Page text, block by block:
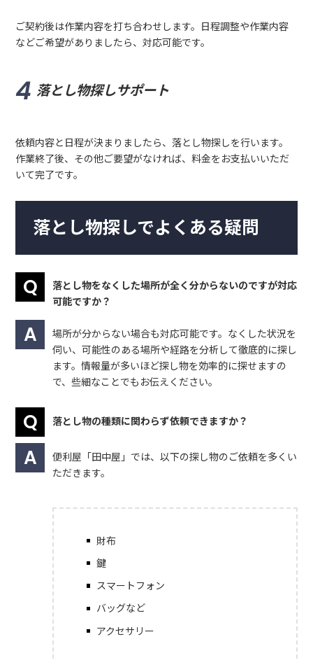
ご契約後は作業内容を打ち合わせします。日程調整や作業内容
などご希望がありましたら、対応可能です。
落とし物探しサポート
依頼内容と日程が決まりましたら、落とし物探しを行います。
作業終了後、その他ご要望がなければ、料金をお支払いいただ
いて完了です。
落とし物探しでよくある疑問
落とし物をなくした場所が全く分からないのですが対応
可能ですか？
場所が分からない場合も対応可能です。なくした状況を
伺い、可能性のある場所や経路を分析して徹底的に探し
ます。情報量が多いほど探し物を効率的に探せますの
で、些細なことでもお伝えください。
落とし物の種類に関わらず依頼できますか？
便利屋「田中屋」では、以下の探し物のご依頼を多くい
ただきます。
財布
鍵
スマートフォン
バッグなど
アクセサリー